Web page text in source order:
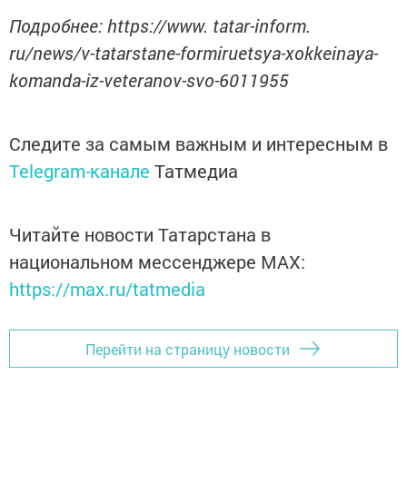
Подробнее: https://www. tatar-inform.
ru/news/v-tatarstane-formiruetsya-xokkeinaya-
komanda-iz-veteranov-svo-6011955
Следите за самым важным и интересным в
Telegram-канале Татмедиа
Читайте новости Татарстана в
национальном мессенджере MАХ:
https://max.ru/tatmedia
Перейти на страницу новости